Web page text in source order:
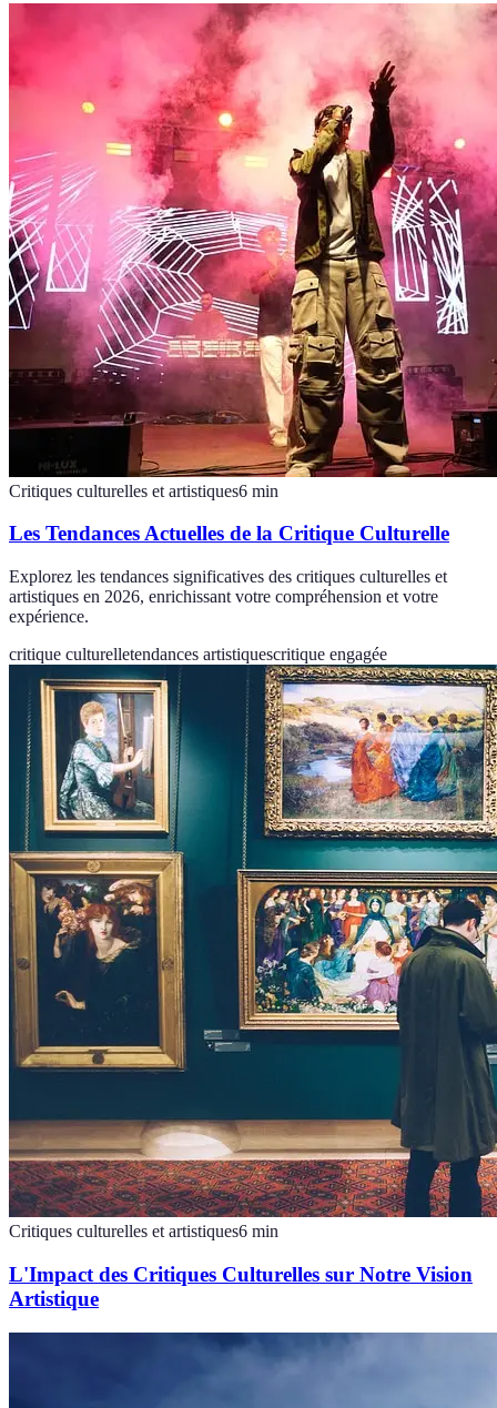
Critiques culturelles et artistiques6 min
Les Tendances Actuelles de la Critique Culturelle
Explorez les tendances significatives des critiques culturelles et
artistiques en 2026, enrichissant votre compréhension et votre
expérience.
critique culturelletendances artistiquescritique engagée
Critiques culturelles et artistiques6 min
L'Impact des Critiques Culturelles sur Notre Vision
Artistique